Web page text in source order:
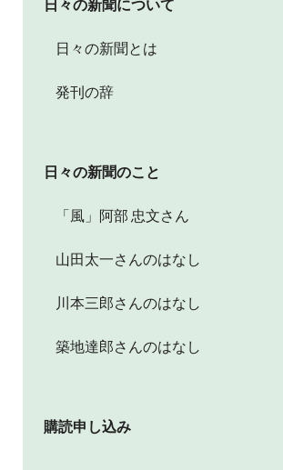
日々の新聞について
日々の新聞とは
発刊の辞
日々の新聞のこと
「風」阿部 忠文さん
山田太一さんのはなし
川本三郎さんのはなし
築地達郎さんのはなし
購読申し込み